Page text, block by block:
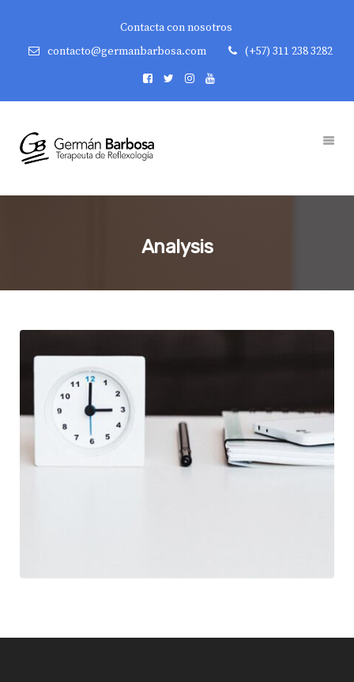
Contacta con nosotros
contacto@germanbarbosa.com
(+57) 311 238 3282
Analysis
Web Design